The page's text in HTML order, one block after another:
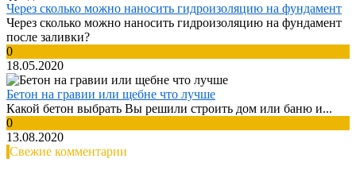
Через сколько можно наносить гидроизоляцию на фундамент
Через сколько можно наносить гидроизоляцию на фундамент
после заливки?
0
18.05.2020
Бетон на гравии или щебне что лучше
Какой бетон выбрать Вы решили строить дом или баню и...
0
13.08.2020
Свежие комментарии